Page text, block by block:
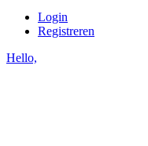
Login
Registreren
Hello,